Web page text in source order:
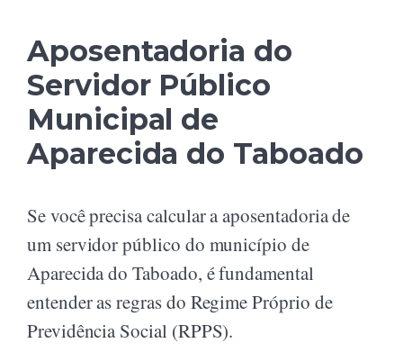
Aposentadoria do
Servidor Público
Municipal de
Aparecida do Taboado
Se você precisa calcular a aposentadoria de
um servidor público do município de
Aparecida do Taboado, é fundamental
entender as regras do Regime Próprio de
Previdência Social (RPPS).